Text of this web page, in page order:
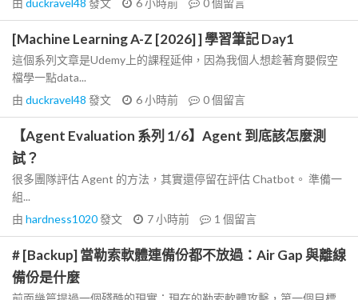
由 duckravel48 發文 6 小時前 0個留言
[Machine Learning A-Z [2026] ] 學習筆記 Day1
這個系列文章是Udemy上的課程延伸，因為我個人想趁著育嬰假空
檔學一點data...
由 duckravel48 發文 6 小時前 0個留言
【Agent Evaluation 系列 1/6】Agent 到底該怎麼測
試？
很多團隊評估 Agent 的方法，其實還停留在評估 Chatbot。 準備一
組...
由 hardness1020發文 7 小時前 1 個留言
# [Backup] 當勒索軟體連備份都不放過：Air Gap 與離線
備份是什麼